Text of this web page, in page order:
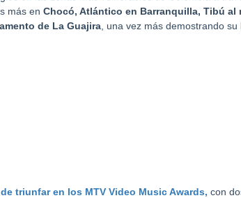
más en Chocó, Atlántico en Barranquilla, Tibú al
de La Guajira , una vez más demostrando su
triunfar en los MTV Video Music Awards, con